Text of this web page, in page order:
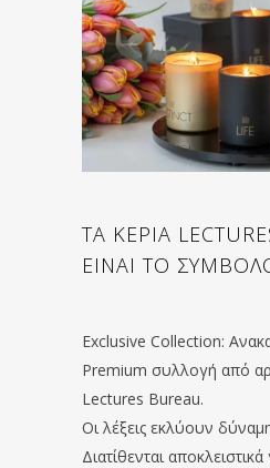
ΤΑ ΚΕΡΙΑ
ΕΙΝΑΙ ΤΟ
Exclusive Collection:
Premium συλλογή από
Lectures Bureau.
Οι λέξεις εκλύουν δύναμη
Διατίθενται